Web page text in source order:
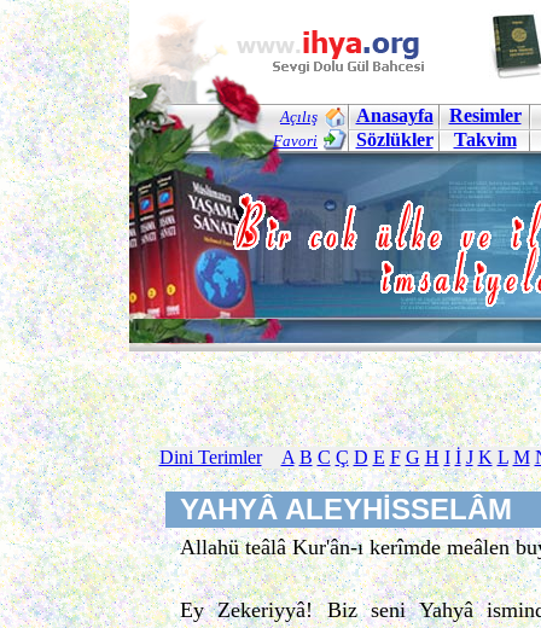
Açılış
Favori
Anasayfa
Resimler
Sözlükler
Takvim
Dini Terimler A B C Ç D E F G H I İ J K L M
YAHYÂ ALEYHİSSELÂM
Allahü teâlâ Kur'ân-ı kerîmde meâlen
Ey Zekeriyyâ! Biz seni Yahyâ